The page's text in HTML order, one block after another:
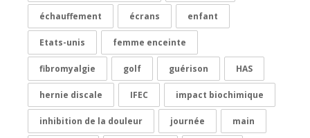
échauffement écrans enfant
Etats-unis femme enceinte
fibromyalgie golf guérison HAS
hernie discale IFEC impact biochimique
inhibition de la douleur journée main